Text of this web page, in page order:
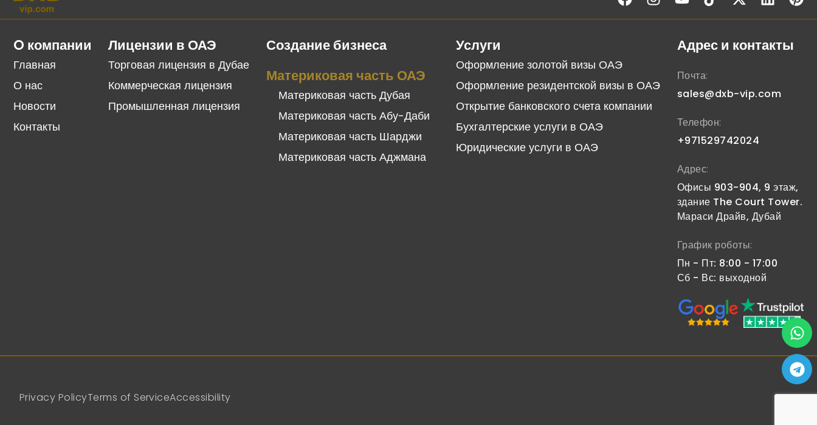
O компании
Главная
О нас
Новости
Контакты
Лицензии в ОАЭ
Торговая лицензия в Дубае
Коммерческая лицензия
Промышленная лицензия
Создание бизнеса
Материковая часть ОАЭ
Материковая часть Дубая
Материковая часть Абу-Даби
Материковая часть Шарджи
Материковая часть Аджмана
Услуги
Оформление золотой визы ОАЭ
Оформление резидентской визы в ОАЭ
Открытие банковского счета компании
Бухгалтерские услуги в ОАЭ
Юридические услуги в ОАЭ
Адрес и контакты
Почта:
sales@dxb-vip.com
Телефон:
+971529742024
Адрес:
Офисы 903-904, 9 этаж,
здание The Court Tower.
Мараси Драйв, Дубай
График роботы:
Пн - Пт: 8:00 - 17:00
Сб - Вс: выходной
Privacy PolicyTerms of ServiceAccessibility